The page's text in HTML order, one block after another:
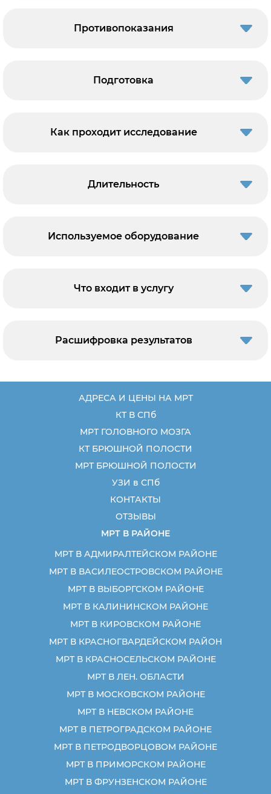
Противопоказания
Подготовка
Как проходит исследование
Длительность
Используемое оборудование
Что входит в услугу
Расшифровка результатов
АДРЕСА И ЦЕНЫ НА МРТ
КТ В СПб
МРТ ГОЛОВНОГО МОЗГА
КТ БРЮШНОЙ ПОЛОСТИ
МРТ БРЮШНОЙ ПОЛОСТИ
УЗИ в СПб
КОНТАКТЫ
ОТЗЫВЫ
МРТ В РАЙОНЕ
МРТ В АДМИРАЛТЕЙСКОМ РАЙОНЕ
МРТ В ВАСИЛЕОСТРОВСКОМ РАЙОНЕ
МРТ В ВЫБОРГСКОМ РАЙОНЕ
МРТ В КАЛИНИНСКОМ РАЙОНЕ
МРТ В КИРОВСКОМ РАЙОНЕ
МРТ В КРАСНОГВАРДЕЙСКОМ РАЙОН
МРТ В КРАСНОСЕЛЬСКОМ РАЙОНЕ
МРТ В ЛЕН. ОБЛАСТИ
МРТ В МОСКОВСКОМ РАЙОНЕ
МРТ В НЕВСКОМ РАЙОНЕ
МРТ В ПЕТРОГРАДСКОМ РАЙОНЕ
МРТ В ПЕТРОДВОРЦОВОМ РАЙОНЕ
МРТ В ПРИМОРСКОМ РАЙОНЕ
МРТ В ФРУНЗЕНСКОМ РАЙОНЕ